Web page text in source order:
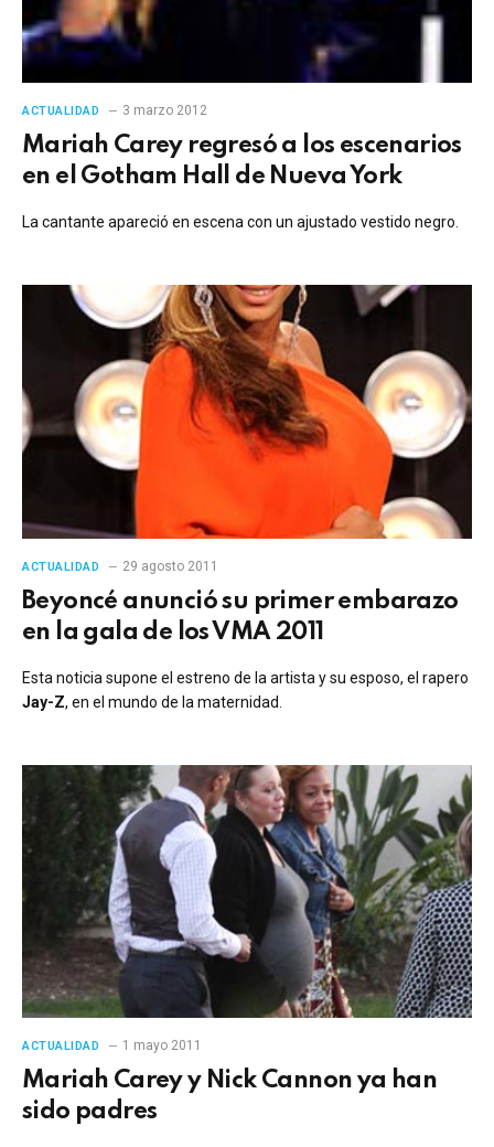
ACTUALIDAD 3 marzo 2012
Mariah Carey regresó a los escenarios
en el Gotham Hall de Nueva York
La cantante apareció en escena con un ajustado vestido negro.
ACTUALIDAD 29 agosto 2011
Beyoncé anunció su primer embarazo
en la gala de los VMA 2011
Esta noticia supone el estreno de la artista y su esposo, el rapero
Jay-Z, en el mundo de la maternidad.
ACTUALIDAD 1 mayo 2011
Mariah Carey y Nick Cannon ya han
sido padres